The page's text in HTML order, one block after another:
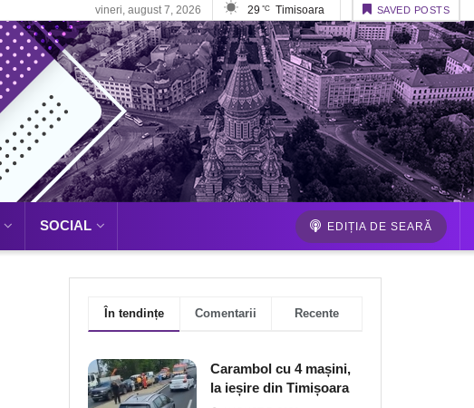
vineri, august 7, 2026 29 °C Timisoara SAVED POSTS
SOCIAL EDIȚIA DE SEARĂ
În tendințe Comentarii Recente
Carambol cu 4 mașini,
la ieșire din Timișoara